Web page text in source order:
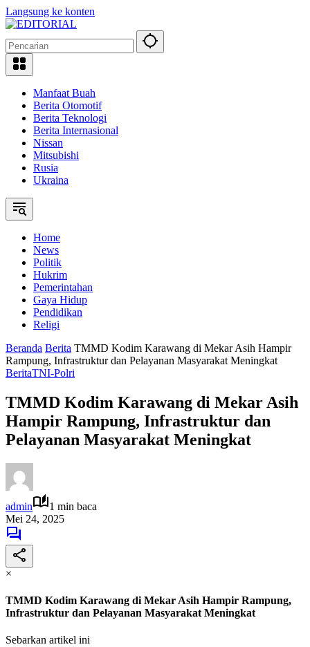
Langsung ke konten
Manfaat Buah
Berita Otomotif
Berita Teknologi
Berita Internasional
Nissan
Mitsubishi
Rusia
Ukraina
Home
News
Politik
Hukrim
Pemerintahan
Gaya Hidup
Pendidikan
Religi
Beranda Berita TMMD Kodim Karawang di Mekar Asih Hampir
Rampung, Infrastruktur dan Pelayanan Masyarakat Meningkat
BeritaTNI-Polri
TMMD Kodim Karawang di Mekar Asih
Hampir Rampung, Infrastruktur dan
Pelayanan Masyarakat Meningkat
admin
1 min baca
Mei 24, 2025
×
TMMD Kodim Karawang di Mekar Asih Hampir Rampung,
Infrastruktur dan Pelayanan Masyarakat Meningkat
Sebarkan artikel ini